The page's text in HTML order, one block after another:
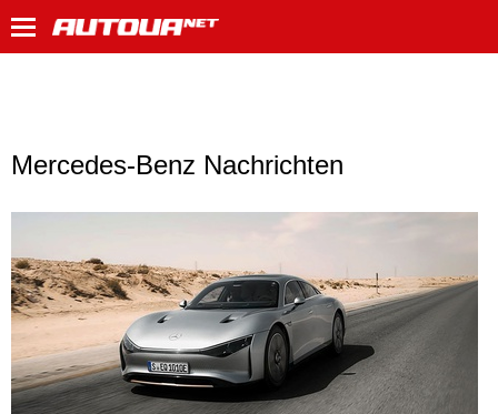
Mercedes-Benz Nachrichten